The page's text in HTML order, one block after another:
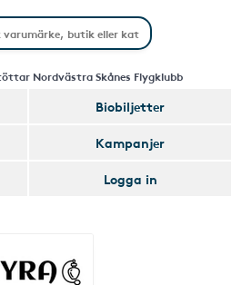
Nordvästra Skånes Flygklubb
Biobiljetter
Kampanjer
Logga in